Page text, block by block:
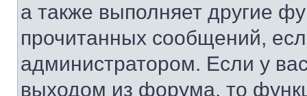
а также выполняет другие
прочитанных сообщений,
администратором. Если у
выходом из форума, то